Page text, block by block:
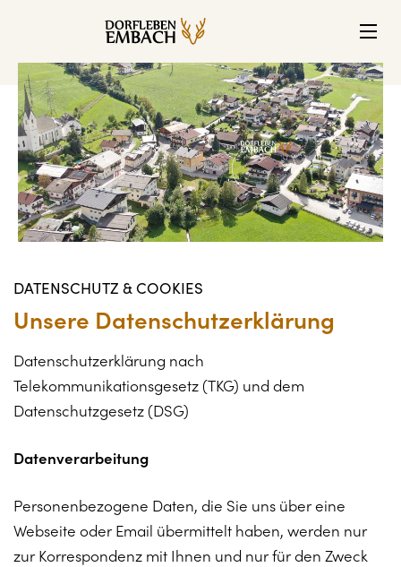
DATENSCHUTZ & COOKIES
Unsere Datenschutzerklärung
Datenschutzerklärung nach
Telekommunikationsgesetz (TKG) und dem
Datenschutzgesetz (DSG)
Datenverarbeitung
Personenbezogene Daten, die Sie uns über eine
Webseite oder Email übermittelt haben, werden nur
zur Korrespondenz mit Ihnen und nur für den Zweck